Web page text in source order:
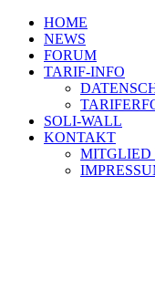
HOME
NEWS
FORUM
TARIF-INFO
SOLI-WALL
KONTAKT
MITGLIED